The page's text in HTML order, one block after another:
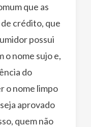
que as
crédito, que
possui
o nome sujo e,
do
o nome limpo
aprovado
quem não